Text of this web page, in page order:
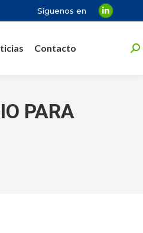
Síguenos en
Linkedin
Contacto
PARA